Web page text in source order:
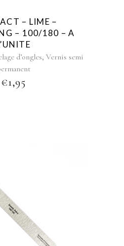
– LIME –
– 100/180 – A
d’ongles, Vernis semi
€1,95